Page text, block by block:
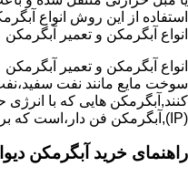
استفاده از این روش انواع
انواع آبگرمکن و تعمیر آبگرمکن
سوخت مایع مانند نفت
(IP),آبگرمکن فن دار،است که برای تعمیر آبگرمکن باید به نمایندگی تماس حاصل فرمایید.
راهنمای خرید آبگرمکن